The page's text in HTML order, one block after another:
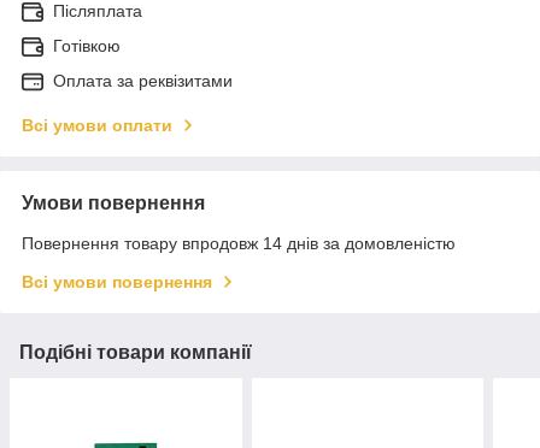
Післяплата
Готівкою
Оплата за реквізитами
Всі умови оплати
Умови повернення
Повернення товару впродовж 14 днів за домовленістю
Всі умови повернення
Подібні товари компанії